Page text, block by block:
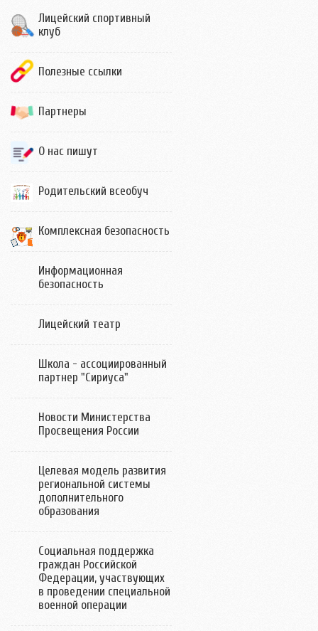
Лицейский спортивный
клуб
Полезные ссылки
Партнеры
О нас пишут
Родительский всеобуч
Комплексная безопасность
Информационная
безопасность
Лицейский театр
Школа - ассоциированный
партнер "Сириуса"
Новости Министерства
Просвещения России
Целевая модель развития
региональной системы
дополнительного
образования
Социальная поддержка
граждан Российской
Федерации, участвующих
в проведении специальной
военной операции